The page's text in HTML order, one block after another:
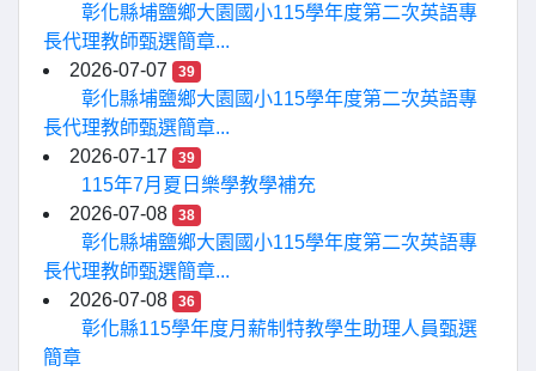
彰化縣埔鹽鄉大園國小115學年度第二次英語專
長代理教師甄選簡章...
2026-07-07
39
彰化縣埔鹽鄉大園國小115學年度第二次英語專
長代理教師甄選簡章...
2026-07-17
39
115年7月夏日樂學教學補充
2026-07-08
38
彰化縣埔鹽鄉大園國小115學年度第二次英語專
長代理教師甄選簡章...
2026-07-08
36
彰化縣115學年度月薪制特教學生助理人員甄選
簡章